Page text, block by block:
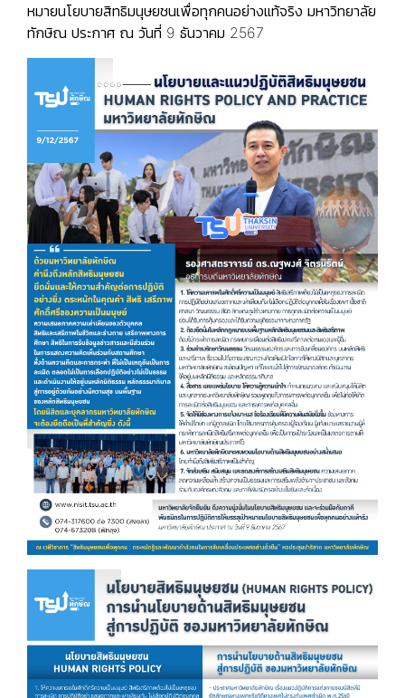
หมายนโยบายสิทธิมนุษยชนเพื่อทุกคนอย่างแท้จริง มหาวิทยาลัย
ทักษิณ ประกาศ ณ วันที่ 9 ธันวาคม 2567